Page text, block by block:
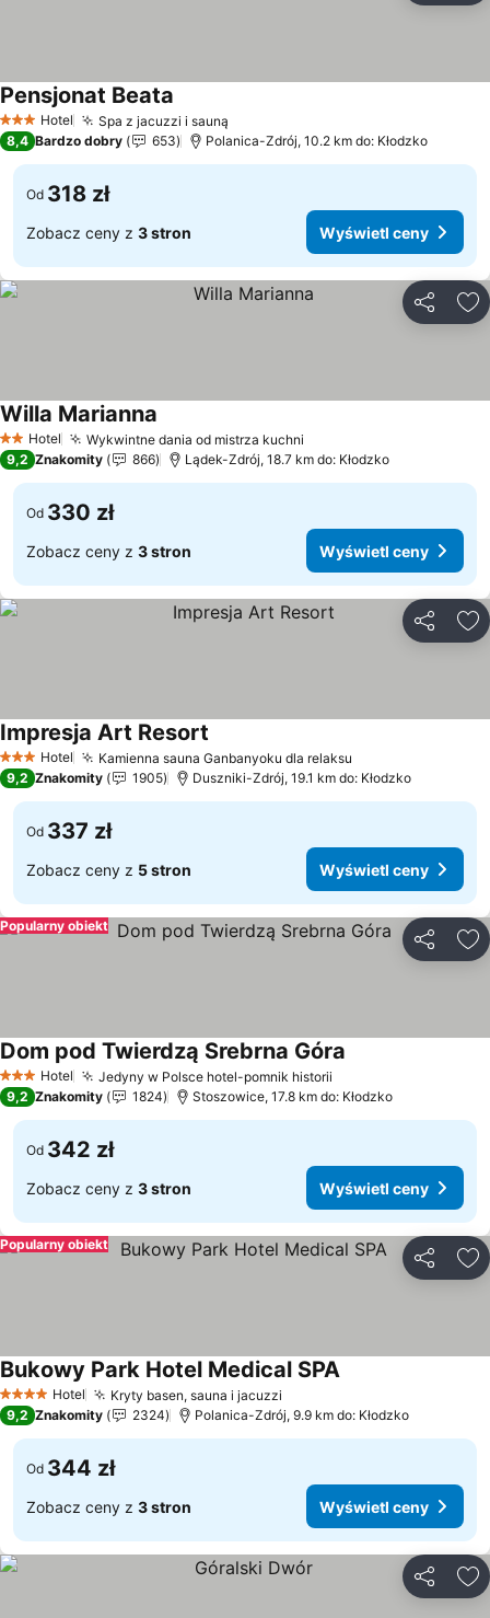
3 Kategoria
Hotel Spa z jacuzzi i sauną
Pensjonat Beata
8,4 Bardzo dobry 653 Polanica-Zdrój, 10.2 km do: Kłodzko
Od 318 zł
Zobacz ceny z 3 stron Wyświetl ceny
2 Kategoria
Hotel Wykwintne dania od mistrza kuchni
Willa Marianna
9,2 Znakomity 866 Lądek-Zdrój, 18.7 km do: Kłodzko
Od 330 zł
Zobacz ceny z 3 stron Wyświetl ceny
3 Kategoria
Hotel Kamienna sauna Ganbanyoku dla relaksu
Impresja Art Resort
9,2 Znakomity 1905 Duszniki-Zdrój, 19.1 km do: Kłodzko
Od 337 zł
Zobacz ceny z 5 stron Wyświetl ceny
Popularny obiekt
3 Kategoria
Hotel Jedyny w Polsce hotel-pomnik historii
Dom pod Twierdzą Srebrna Góra
9,2 Znakomity 1824 Stoszowice, 17.8 km do: Kłodzko
Od 342 zł
Zobacz ceny z 3 stron Wyświetl ceny
Popularny obiekt
4 KategoriaHotel Kryty basen, sauna i jacuzzi
Bukowy Park Hotel Medical SPA
9,2 Znakomity 2324 Polanica-Zdrój, 9.9 km do: Kłodzko
Od 344 zł
Zobacz ceny z 3 stron Wyświetl ceny